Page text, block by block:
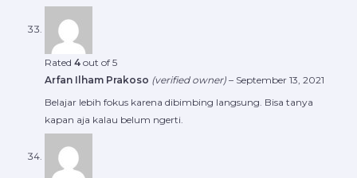
Rated 4 out of 5
Arfan Ilham Prakoso (verified owner) – September 13, 2021
Belajar lebih fokus karena dibimbing langsung. Bisa tanya
kapan aja kalau belum ngerti.